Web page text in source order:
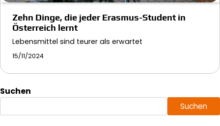
Zehn Dinge, die jeder Erasmus-Student in
Österreich lernt
Lebensmittel sind teurer als erwartet
15/11/2024
Suchen
Suchen